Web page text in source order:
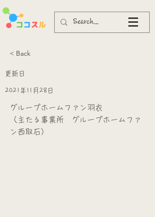
< Back
更新日
2021年11月28日
グループホームファン羽衣
（主たる事業所 グループホームファ
ン西取石）